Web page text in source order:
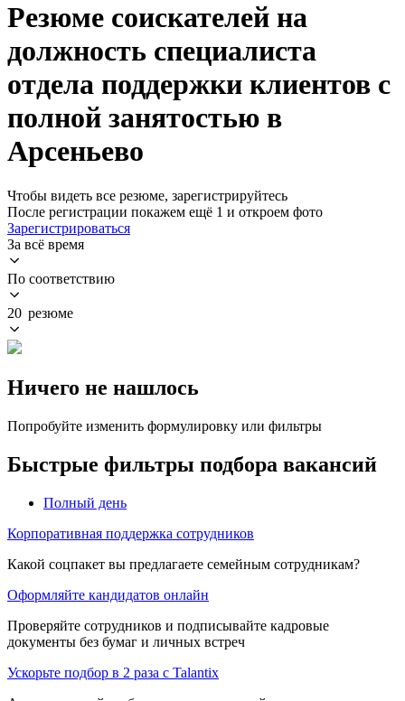
Резюме соискателей на
должность специалиста
отдела поддержки клиентов с
полной занятостью в
Арсеньево
Чтобы видеть все резюме, зарегистрируйтесь
После регистрации покажем ещё 1 и откроем фото
Зарегистрироваться
За всё время
По соответствию
20 резюме
Ничего не нашлось
Попробуйте изменить формулировку или фильтры
Быстрые фильтры подбора вакансий
Полный день
Корпоративная поддержка сотрудников
Какой соцпакет вы предлагаете семейным сотрудникам?
Оформляйте кандидатов онлайн
Проверяйте сотрудников и подписывайте кадровые
документы без бумаг и личных встреч
Ускорьте подбор в 2 раза с Talantix